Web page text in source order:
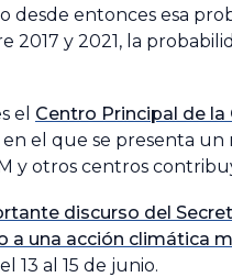
desde entonces esa
2017 y 2021, la
el Centro Principal de
el que se presenta
y otros centros
discurso del
a una acción climática
13 al 15 de junio.